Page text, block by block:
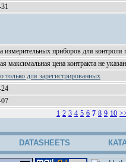
измерительных приборов для
максимальная цена контракта не
только для зарегистрированных
1 2 3 4 5 6 7 8 9 10
DATASHEETS